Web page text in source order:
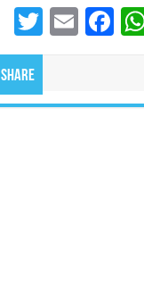
T
wi
r
E
Fa
ok
Share